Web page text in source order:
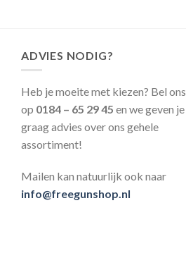
ADVIES NODIG?
Heb je moeite met kiezen? Bel ons
op 0184 – 65 29 45 en we geven je
graag advies over ons gehele
assortiment!
Mailen kan natuurlijk ook naar
info@freegunshop.nl